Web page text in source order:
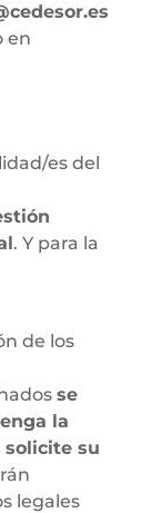
en
es del
. Y para la
de los
se
la
solicite su
legales